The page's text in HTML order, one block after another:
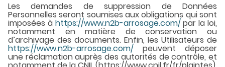
Les demandes de suppression de Données
Personnelles seront soumises aux obligations qui sont
imposées à https://www.n2b-arrosage.com/par la loi,
notamment en matière de conservation ou
d’archivage des documents. Enfin, les Utilisateurs de
https://www.n2b-arrosage.com/ peuvent déposer
une réclamation auprès des autorités de contrôle, et